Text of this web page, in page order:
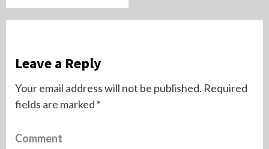
Leave a Reply
Your email address will not be published. Required
fields are marked *
Comment